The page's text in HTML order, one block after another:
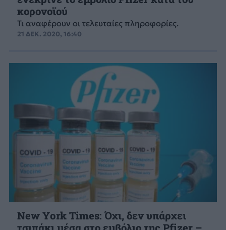
κορονοϊού
Τι αναφέρουν οι τελευταίες πληροφορίες.
21 ΔΕΚ. 2020, 16:40
New York Times: Όχι, δεν υπάρχει